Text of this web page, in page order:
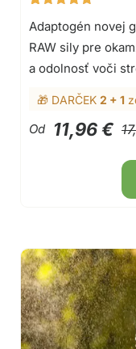
4.97z 5
na základe
zákazníckych
recenzií
Adaptogén novej
RAW sily pre
a odolnosť voči
🎁 DARČEK 2 + 1
Od 11,96 €